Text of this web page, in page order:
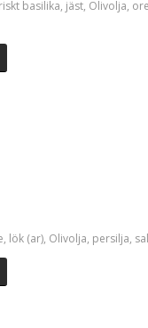
basilika, jäst, Olivolja,
, lök (ar), Olivolja, persilja,